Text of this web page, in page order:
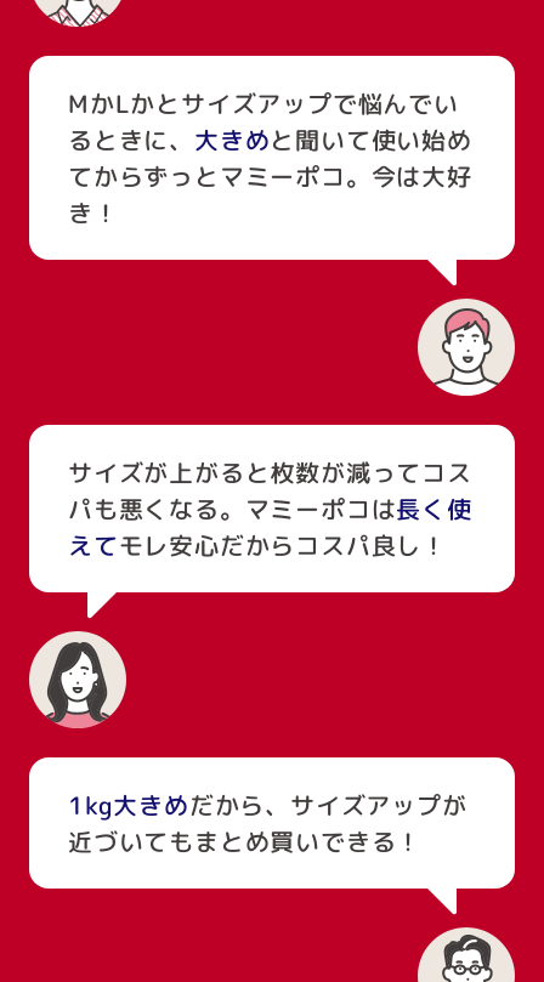
MかLかとサイズアップで悩んでい
るときに、 大きめと聞いて使い始め
てからずっとマミーポコ。今は大好
き！
サイズが上がると枚数が減ってコス
パも悪くなる。マミーポコは長く使
えてモレ安心だからコスパ良し！
1kg大きめだから、サイズアップが
近づいてもまとめ買いできる！